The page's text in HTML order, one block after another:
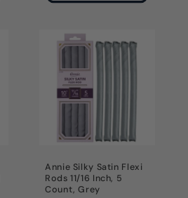
Annie Silky Satin Flexi
Rods 11/16 Inch, 5
Count, Grey